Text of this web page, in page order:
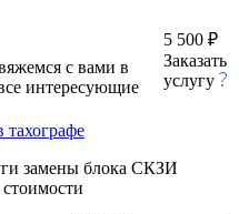
с вами в
интересующие
5 500 ₽
Заказать
услугу
замены блока СКЗИ